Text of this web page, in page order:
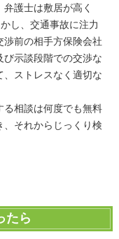
護士は敷居が高く
し、交通事故に注力
前の相手方保険会社
示談段階での交渉な
ストレスなく適切な
相談は何度でも無料
それからじっくり検
たら